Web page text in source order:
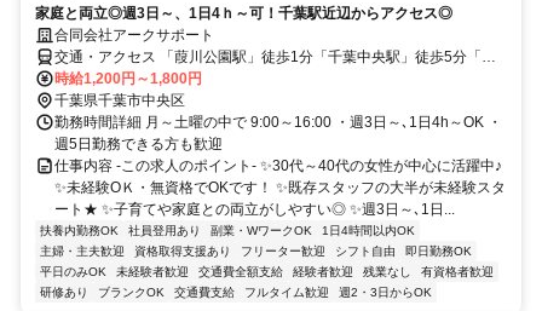
家庭と両立◎週3日～、1日4ｈ～可！千葉駅近辺からアクセス◎
合同会社アークサポート
交通・アクセス 「葭川公園駅」徒歩1分「千葉中央駅」徒歩5分「千
葉駅」徒歩10分
時給1,200円～1,800円
千葉県千葉市中央区
勤務時間詳細 月～土曜の中で 9:00～16:00 ・週3日～､1日4h～OK ・
週5日勤務できる方も歓迎
仕事内容 -この求人のポイント- ✨30代～40代の女性が中心に活躍中♪
✨未経験OＫ・無資格でOKです！ ✨既存スタッフの大半が未経験スタ
ート★ ✨子育てや家庭との両立がしやすい◎ ✨週3日～､1日...
扶養内勤務OK 社員登用あり 副業・WワークOK
1日4時間以内OK
主婦・主夫歓迎
資格取得支援あり フリーター歓迎 シフト自由
即日勤務OK
平日のみOK
未経験者歓迎 交通費全額支給 経験者歓迎 残業なし
有資格者歓迎
研修あり
ブランクOK 交通費支給 フルタイム歓迎 週2・3日からOK